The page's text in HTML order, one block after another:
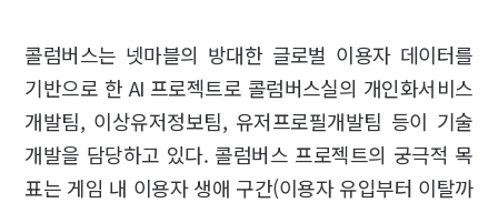
콜럼버스는 넷마블의 방대한 글로벌 이용자 데이터를
기반으로 한 AI 프로젝트로 콜럼버스실의 개인화서비스
개발팀, 이상유저정보팀, 유저프로필개발팀 등이 기술
개발을 담당하고 있다. 콜럼버스 프로젝트의 궁극적 목
표는 게임 내 이용자 생애 구간(이용자 유입부터 이탈까